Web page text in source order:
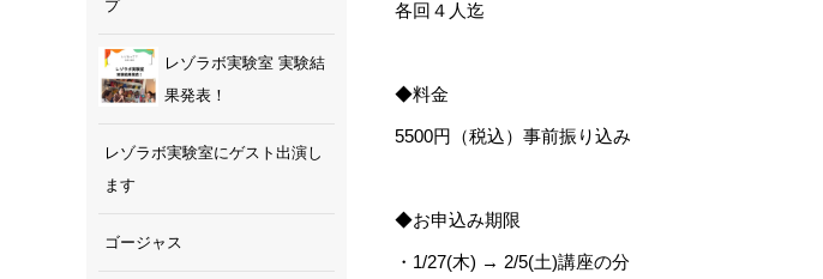
各回４⼈迄
◆料金
5500円（税込）事前振り込み
◆お申込み期限
・1/27(木) → 2/5(土)講座の分
プ
レゾラボ実験室 実験結
果発表！
レゾラボ実験室にゲスト出演し
ます
ゴージャス